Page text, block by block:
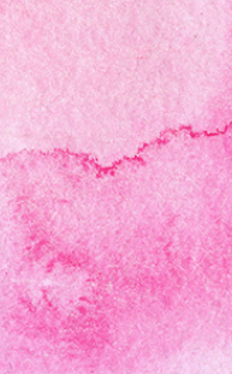
Retusarea produsului Servicii